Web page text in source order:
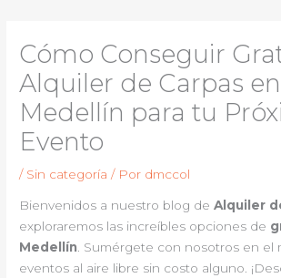
Cómo Conseguir
Alquiler de Carpas en
Medellín para tu
Evento
/ Sin categoría / Por dmccol
Bienvenidos a nuestro blog deAlquiler
exploraremos las increíbles opciones de
Medellín. Sumérgete con nosotros en el
eventos al aire libre sin costo alguno.